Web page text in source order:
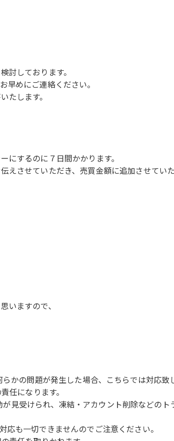
討しております。
早めにご連絡ください。
たします。
にするのに７日間かかります。
させていただき、売買金額に追加させていた
いますので、
かの問題が発生した場合、こちらでは対応致
任になります。
見受けられ、凍結・アカウント削除などの
も一切できませんのでご注意ください。